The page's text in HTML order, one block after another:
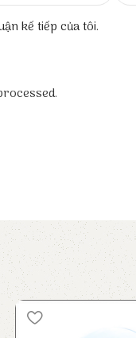
kế tiếp của tôi.